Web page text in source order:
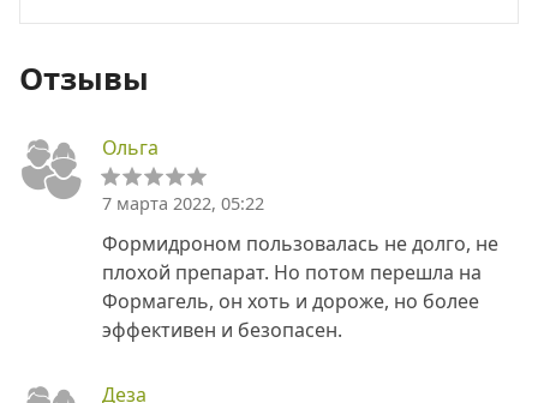
Отзывы
Ольга
7 марта 2022, 05:22
Формидроном пользовалась не долго, не
плохой препарат. Но потом перешла на
Формагель, он хоть и дороже, но более
эффективен и безопасен.
Деза